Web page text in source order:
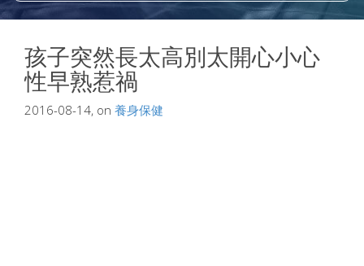
孩子突然長太高別太開心小心
性早熟惹禍
2016-08-14, on 養身保健